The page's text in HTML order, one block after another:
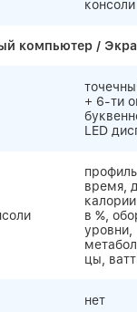
консоли
компьютер /
+ 6-ти
LED
время,
в %,
уровни,
цы,
нет